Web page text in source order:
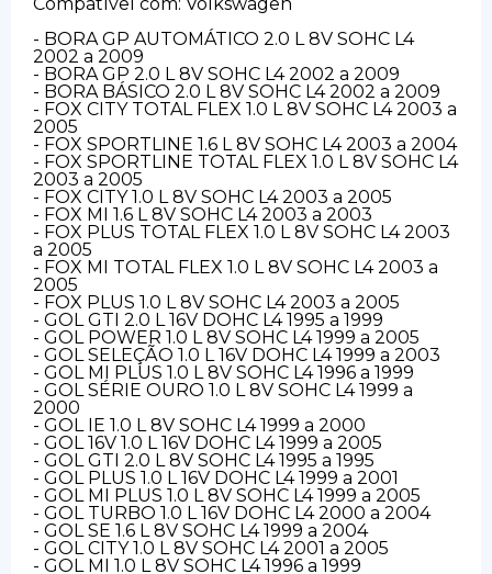
- BORA GP AUTOMÁTICO 2.0 L 8V SOHC L4
2002 a 2009
- BORA GP 2.0 L 8V SOHC L4 2002 a 2009
- BORA BÁSICO 2.0 L 8V SOHC L4 2002 a 2009
- FOX CITY TOTAL FLEX 1.0 L 8V SOHC L4 2003 a
2005
- FOX SPORTLINE 1.6 L 8V SOHC L4 2003 a 2004
- FOX SPORTLINE TOTAL FLEX 1.0 L 8V SOHC L4
2003 a 2005
- FOX CITY 1.0 L 8V SOHC L4 2003 a 2005
- FOX MI 1.6 L 8V SOHC L4 2003 a 2003
- FOX PLUS TOTAL FLEX 1.0 L 8V SOHC L4 2003
a 2005
- FOX MI TOTAL FLEX 1.0 L 8V SOHC L4 2003 a
2005
- FOX PLUS 1.0 L 8V SOHC L4 2003 a 2005
- GOL GTI 2.0 L 16V DOHC L4 1995 a 1999
- GOL POWER 1.0 L 8V SOHC L4 1999 a 2005
- GOL SELEÇÃO 1.0 L 16V DOHC L4 1999 a 2003
- GOL MI PLUS 1.0 L 8V SOHC L4 1996 a 1999
- GOL SÉRIE OURO 1.0 L 8V SOHC L4 1999 a
2000
- GOL IE 1.0 L 8V SOHC L4 1999 a 2000
- GOL 16V 1.0 L 16V DOHC L4 1999 a 2005
- GOL GTI 2.0 L 8V SOHC L4 1995 a 1995
- GOL PLUS 1.0 L 16V DOHC L4 1999 a 2001
- GOL MI PLUS 1.0 L 8V SOHC L4 1999 a 2005
- GOL TURBO 1.0 L 16V DOHC L4 2000 a 2004
- GOL SE 1.6 L 8V SOHC L4 1999 a 2004
- GOL CITY 1.0 L 8V SOHC L4 2001 a 2005
- GOL MI 1.0 L 8V SOHC L4 1996 a 1999